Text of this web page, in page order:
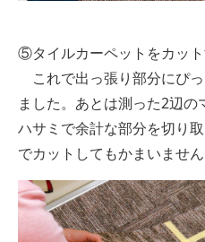
⑤タイルカーペットをカッ
これで出っ張り部分にぴ
ました。あとは測った2辺
ハサミで余計な部分を切り
でカットしてもかまいません